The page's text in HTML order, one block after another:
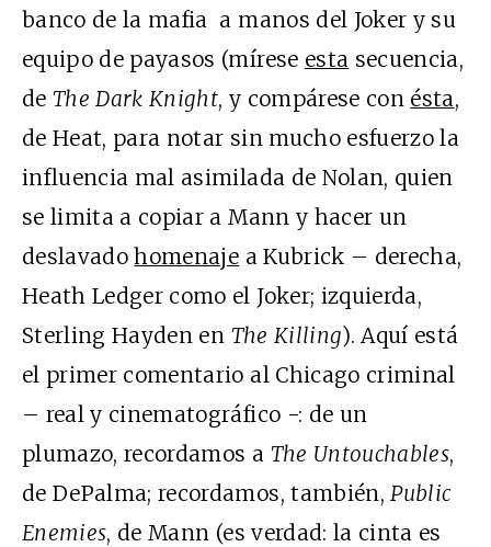
banco de la mafia a manos del Joker y su
equipo de payasos (mírese esta secuencia,
deThe Dark Knight, y compárese con ésta,
de Heat, para notar sin mucho esfuerzo la
influencia mal asimilada de Nolan, quien
se limita a copiar a Mann y hacer un
deslavadohomenaje a Kubrick – derecha,
Heath Ledger como el Joker; izquierda,
Sterling Hayden en The Killing). Aquí está
el primer comentario al Chicago criminal
– real y cinematográfico -: de un
plumazo, recordamos a The Untouchables,
de DePalma; recordamos, también,Public
Enemies, de Mann (es verdad: la cinta es